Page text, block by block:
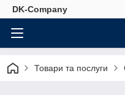
DK-Company
Товари та послуги